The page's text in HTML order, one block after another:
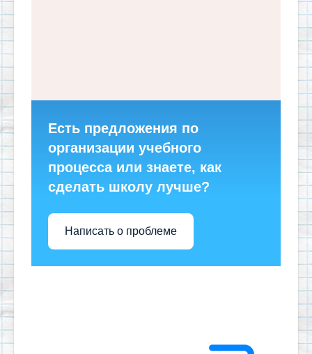
Есть предложения по
организации учебного
процесса или знаете, как
сделать школу лучше?
Написать о проблеме